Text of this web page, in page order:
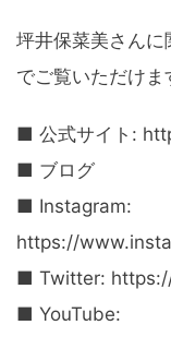
坪井保菜美さん
でご覧いただけま
■ 公式サイト:
■ ブログ
■ Instagram:
https://
■ Twitter:
■ YouTube: